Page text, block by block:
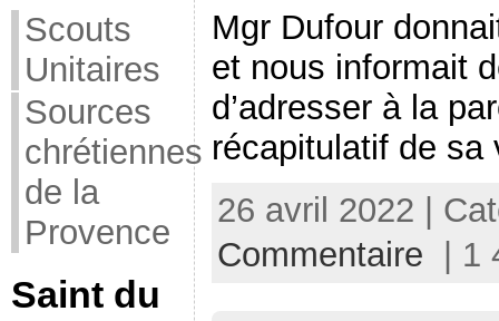
Scouts
Unitaires
Sources
chrétiennes
de la
Provence
Saint du
Mgr Dufour
et nous informait
d’adresser à la
récapitulatif de sa
26 avril 2022 |
Commentaire | 1